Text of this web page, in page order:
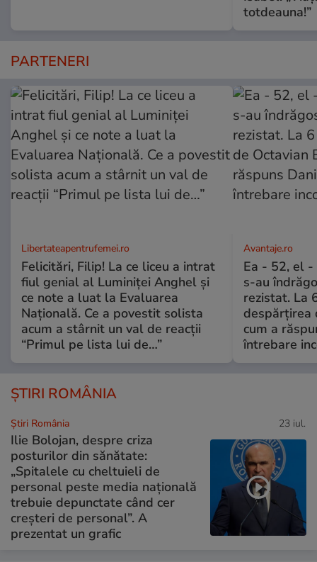
totdeauna!”
PARTENERI
Libertateapentrufemei.ro
Felicitări, Filip! La ce liceu a intrat
fiul genial al Luminiței Anghel și
ce note a luat la Evaluarea
Națională. Ce a povestit solista
acum a stârnit un val de reacții
“Primul pe lista lui de…”
Avantaje.ro
Ea - 52, el -
s-au
rezistat. La
despărțirea
cum a
întrebare
ȘTIRI ROMÂNIA
Știri România 23 iul.
Ilie Bolojan, despre criza
posturilor din sănătate:
„Spitalele cu cheltuieli de
personal peste media națională
trebuie depunctate când cer
creșteri de personal”. A
prezentat un grafic